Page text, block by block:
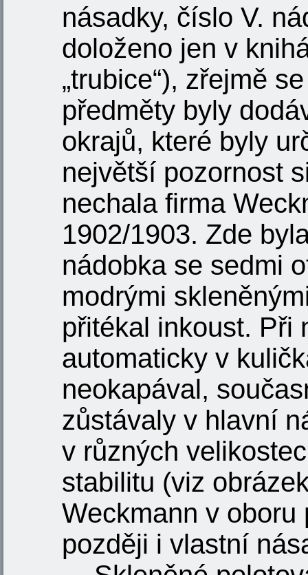
násadky, číslo V.
doloženo jen v
„trubice“), zřejmě
předměty byly
okrajů, které byly
největší pozornost
nechala firma
1902/1903. Zde
nádobka se sedmi
modrými
přitékal inkoust. Při
automaticky v
neokapával,
zůstávaly v hlavní
v různých
stabilitu (viz
Weckmann v
později i vlastní